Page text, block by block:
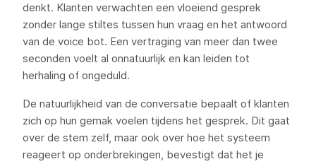
denkt. Klanten verwachten een vloeiend gesprek
zonder lange stiltes tussen hun vraag en het antwoord
van de voice bot. Een vertraging van meer dan twee
seconden voelt al onnatuurlijk en kan leiden tot
herhaling of ongeduld.
De natuurlijkheid van de conversatie bepaalt of klanten
zich op hun gemak voelen tijdens het gesprek. Dit gaat
over de stem zelf, maar ook over hoe het systeem
reageert op onderbrekingen, bevestigt dat het je